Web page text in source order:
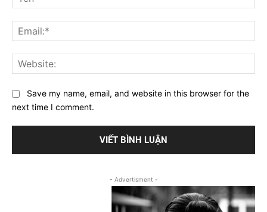
Save my name, email, and website in this browser for the
next time I comment.
- Advertisment -